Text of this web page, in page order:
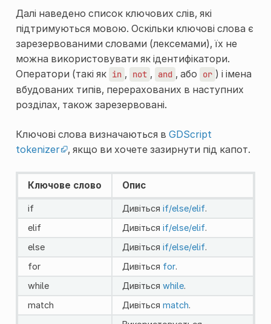
Далі наведено список ключових слів, які
підтримуються мовою. Оскільки ключові слова є
зарезервованими словами (лексемами), їх не
можна використовувати як ідентифікатори.
Оператори (такі як in , not , and , або or ) і імена
вбудованих типів, перерахованих в наступних
розділах, також зарезервовані.
Ключові слова визначаються в GDScript
tokenizer
, якщо ви хочете зазирнути під капот.
Ключове слово Опис
if Дивіться if/else/elif.
elif
Дивіться if/else/elif.
else
Дивіться if/else/elif.
for
Дивіться for.
while
Дивіться while.
match
Дивіться match.